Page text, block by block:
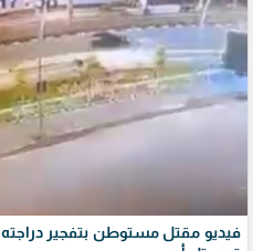
فيديو مقتل مستوطن بتفجير